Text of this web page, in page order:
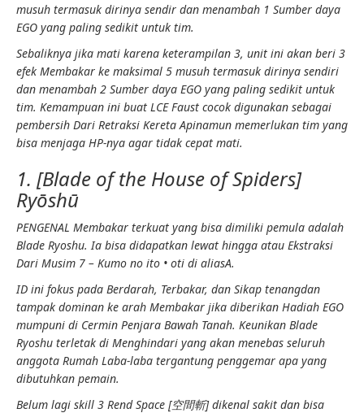
musuh termasuk dirinya sendir dan menambah 1 Sumber daya
EGO yang paling sedikit untuk tim.
Sebaliknya jika mati karena keterampilan 3, unit ini akan beri 3
efek Membakar ke maksimal 5 musuh termasuk dirinya sendiri
dan menambah 2 Sumber daya EGO yang paling sedikit untuk
tim. Kemampuan ini buat LCE Faust cocok digunakan sebagai
pembersih Dari Retraksi Kereta Apinamun memerlukan tim yang
bisa menjaga HP-nya agar tidak cepat mati.
1. [Blade of the House of Spiders]
Ryōshū
PENGENAL Membakar terkuat yang bisa dimiliki pemula adalah
Blade Ryoshu. Ia bisa didapatkan lewat hingga atau Ekstraksi
Dari Musim 7 – Kumo no ito • oti di aliasA.
ID ini fokus pada Berdarah, Terbakar, dan Sikap tenangdan
tampak dominan ke arah Membakar jika diberikan Hadiah EGO
mumpuni di Cermin Penjara Bawah Tanah. Keunikan Blade
Ryoshu terletak di Menghindari yang akan menebas seluruh
anggota Rumah Laba-laba tergantung penggemar apa yang
dibutuhkan pemain.
Belum lagi skill 3 Rend Space [空間斬]dikenal sakit dan bisa